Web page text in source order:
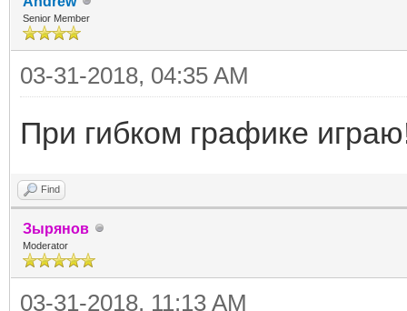
Senior Member
03-31-2018, 04:35 AM
При гибком графике
Find
Зырянов
Moderator
03-31-2018, 11:13 AM